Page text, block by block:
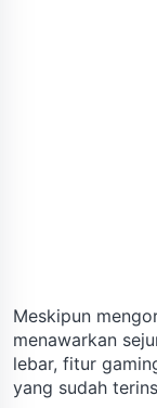
Meskipun
menawarkan
lebar, fitur
yang sudah